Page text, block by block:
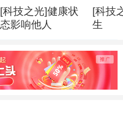
[科技之光]健康状
态影响他人
[科技
生